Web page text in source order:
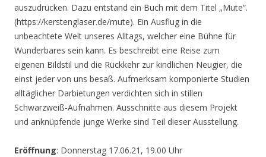
auszudrücken. Dazu entstand ein Buch mit dem Titel „Mute“.
(https://kerstenglaser.de/mute). Ein Ausflug in die
unbeachtete Welt unseres Alltags, welcher eine Bühne für
Wunderbares sein kann. Es beschreibt eine Reise zum
eigenen Bildstil und die Rückkehr zur kindlichen Neugier, die
einst jeder von uns besaß. Aufmerksam komponierte Studien
alltäglicher Darbietungen verdichten sich in stillen
Schwarzweiß-Aufnahmen. Ausschnitte aus diesem Projekt
und anknüpfende junge Werke sind Teil dieser Ausstellung.
Eröffnung: Donnerstag 17.06.21, 19.00 Uhr